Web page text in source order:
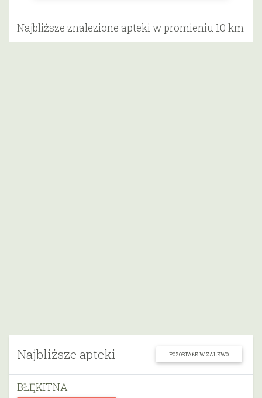
Najbliższe apteki POZOSTAŁE W ZALEWO
BŁĘKITNA
Najbliższe znalezione apteki w promieniu 10 km